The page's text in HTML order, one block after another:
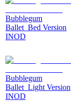
Bubblegum
Ballet_Bed Version
INOD
Bubblegum
Ballet_Light Version
INOD